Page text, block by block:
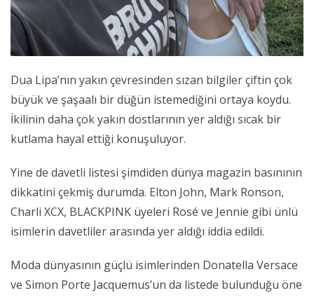
Dua Lipa’nın yakın çevresinden sızan bilgiler çiftin çok
büyük ve şaşaalı bir düğün istemediğini ortaya koydu.
İkilinin daha çok yakın dostlarının yer aldığı sıcak bir
kutlama hayal ettiği konuşuluyor.
Yine de davetli listesi şimdiden dünya magazin basınının
dikkatini çekmiş durumda. Elton John, Mark Ronson,
Charli XCX, BLACKPINK üyeleri Rosé ve Jennie gibi ünlü
isimlerin davetliler arasında yer aldığı iddia edildi.
Moda dünyasının güçlü isimlerinden Donatella Versace
ve Simon Porte Jacquemus’un da listede bulunduğu öne